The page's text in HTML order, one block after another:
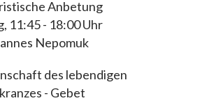
zur Orientierung
In diesem Zeitraum
Anbetung
11:45 - 18:00 Uhr
Nepomuk
des lebendigen
- Gebet